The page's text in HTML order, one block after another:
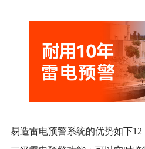
易造雷电预警系统的优势如下12